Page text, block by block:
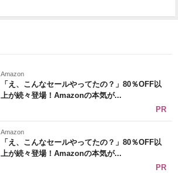
Amazon
「え、こんなセールやってたの？」80％OFF以
上が続々登場！Amazonの本気が...
PR
Amazon
「え、こんなセールやってたの？」80％OFF以
上が続々登場！Amazonの本気が...
PR